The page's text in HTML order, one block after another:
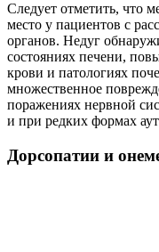
Следует отметить, что
место у пациентов с
органов. Недуг
состояниях печени,
крови и патологиях
множественное
поражениях нервной
и при редких формах
Дорсопатии и